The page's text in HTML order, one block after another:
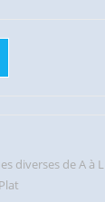
diverses de A à L
Plat